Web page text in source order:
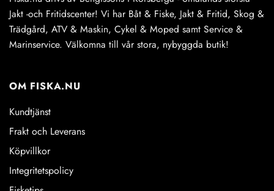
Jakt -och Fritidscenter! Vi har Båt & Fiske, Jakt & Fritid, Skog &
Trädgård, ATV & Maskin, Cykel & Moped samt Service &
Marinservice. Välkomna till vår stora, nybyggda butik!
OM FISKA.NU
Kundtjänst
Frakt och Leverans
Köpvillkor
Integritetspolicy